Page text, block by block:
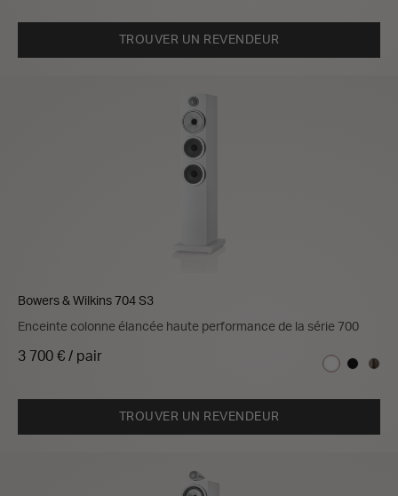
TROUVER UN REVENDEUR
Bowers & Wilkins 704 S3
Enceinte colonne élancée haute performance de la série 700
3 700 € / pair
TROUVER UN REVENDEUR